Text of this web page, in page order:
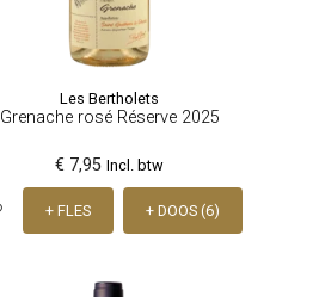
Les Bertholets
Grenache rosé Réserve 2025
€ 7,95 Incl. btw
+ FLES + DOOS (6)